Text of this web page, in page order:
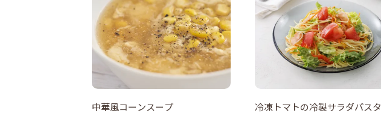
中華風コーンスープ 冷凍トマトの冷製サラダパスタ